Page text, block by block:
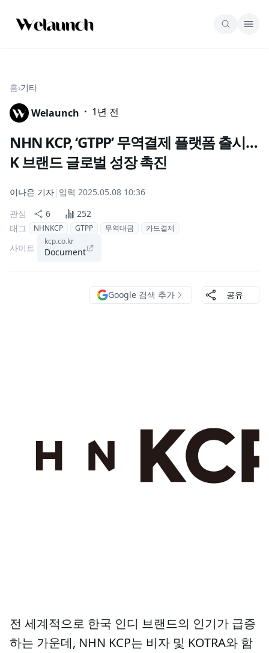
홈›기타
Welaunch · 1년 전
NHN KCP, ‘GTPP’ 무역결제 플랫폼 출시…
K 브랜드 글로벌 성장 촉진
이나은 기자| 입력 2025.05.08 10:36
관심
6
252
태그
NHNKCP GTPP 무역대금 카드결제
사이트
kcp.co.kr
Document
Google 검색 추가 공유
전 세계적으로 한국 인디 브랜드의 인기가 급증
하는 가운데, NHN KCP는 비자 및 KOTRA와 함